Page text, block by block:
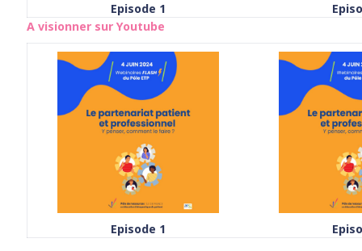
Episode 1
A visionner sur Youtube
Episode 1